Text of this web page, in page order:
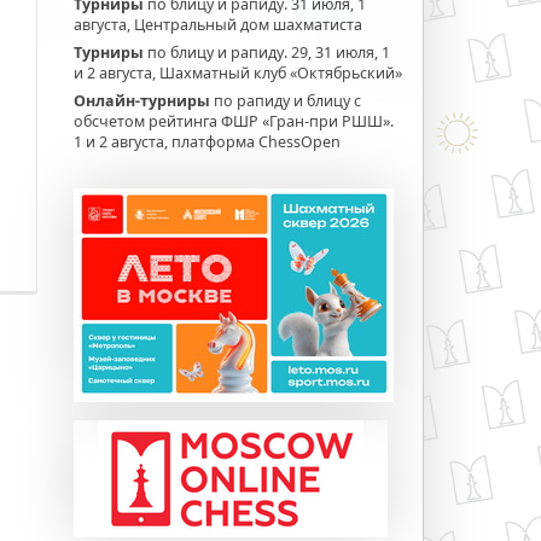
Турниры по блицу и рапиду. 31 июля, 1
августа, Центральный дом шахматиста
Турниры по блицу и рапиду. 29, 31 июля, 1
и 2 августа, Шахматный клуб «Октябрьский»
Онлайн-турниры по рапиду и блицу с
обсчетом рейтинга ФШР «Гран-при РШШ».
1 и 2 августа, платформа ChessOpen